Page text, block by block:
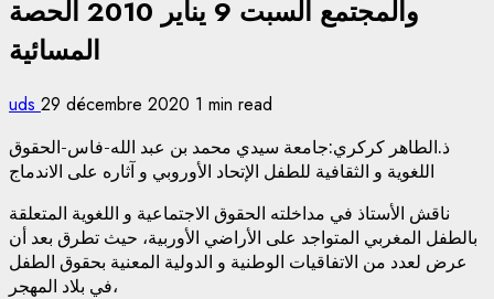
والمجتمع السبت 9 يناير 2010 الحصة
المسائية
uds 29 décembre 2020 1 min read
ذ.الطاهر كركري:جامعة سيدي محمد بن عبد الله-فاس-الحقوق
اللغوية و الثقافية للطفل الإتحاد الأوروبي و آثاره على الاندماج
ناقش الأستاذ في مداخلته الحقوق الاجتماعية و اللغوية المتعلقة
بالطفل المغربي المتواجد على الأراضي الأوربية، حيث تطرق بعد أن
عرض لعدد من الاتفاقيات الوطنية و الدولية المعنية بحقوق الطفل
في بلاد المهجر،